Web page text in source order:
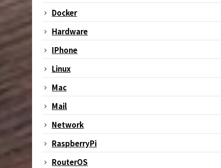
Docker
Hardware
IPhone
Linux
Mac
Mail
Network
RaspberryPi
RouterOS